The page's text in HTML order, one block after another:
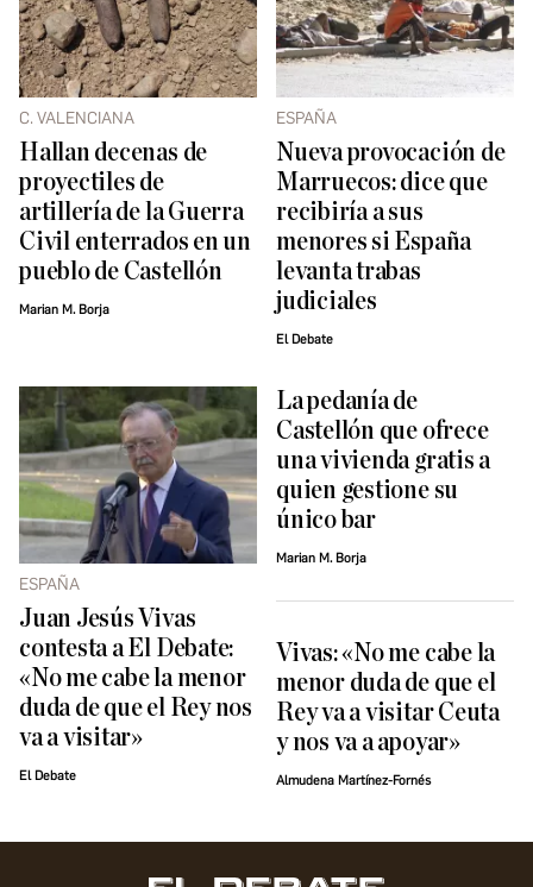
C. VALENCIANA
Hallan decenas de
proyectiles de
artillería de la Guerra
Civil enterrados en un
pueblo de Castellón
Marian M. Borja
ESPAÑA
Nueva provocación de
Marruecos: dice que
recibiría a sus
menores si España
levanta trabas
judiciales
El Debate
ESPAÑA
Juan Jesús Vivas
contesta a El Debate:
«No me cabe la menor
duda de que el Rey nos
va a visitar»
El Debate
La pedanía de
Castellón que ofrece
una vivienda gratis a
quien gestione su
único bar
Marian M. Borja
Vivas: «No me cabe la
menor duda de que el
Rey va a visitar Ceuta
y nos va a apoyar»
Almudena Martínez-Fornés